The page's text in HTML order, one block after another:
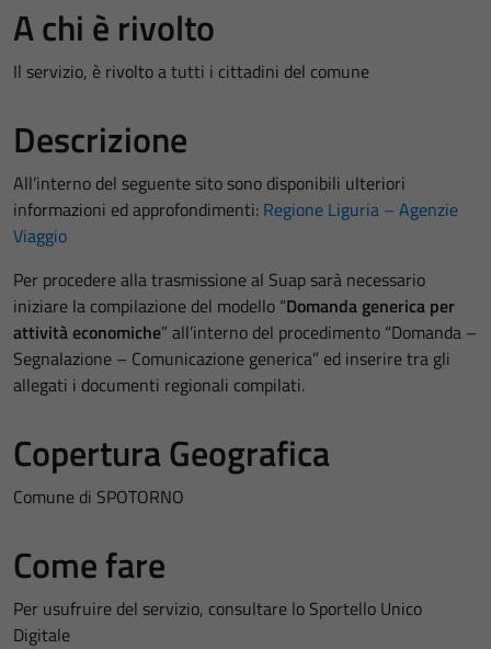
A chi è rivolto
Il servizio, è rivolto a tutti i cittadini del comune
Descrizione
All’interno del seguente sito sono disponibili ulteriori
informazioni ed approfondimenti: Regione Liguria – Agenzie
Viaggio
Per procedere alla trasmissione al Suap sarà necessario
iniziare la compilazione del modello “Domanda generica per
attività economiche” all’interno del procedimento “Domanda –
Segnalazione – Comunicazione generica” ed inserire tra gli
allegati i documenti regionali compilati.
Copertura Geografica
Comune di SPOTORNO
Come fare
Per usufruire del servizio, consultare lo Sportello Unico
Digitale